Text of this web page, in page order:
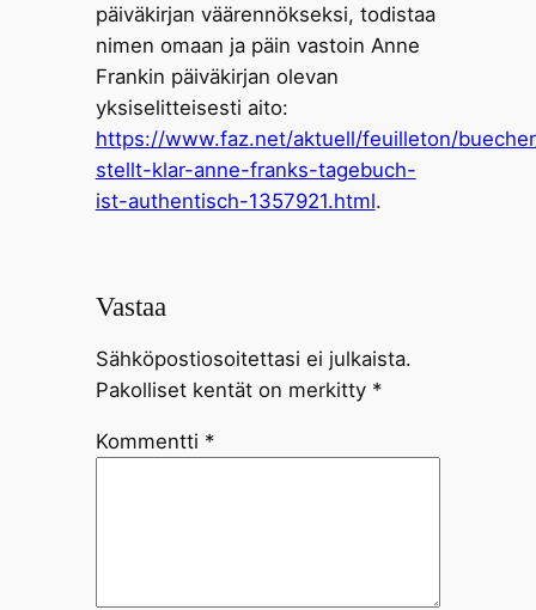
päiväkirjan väärennökseksi, todistaa
nimen omaan ja päin vastoin Anne
Frankin päiväkirjan olevan
yksiselitteisesti aito:
https://www.faz.net/aktuell/feuilleton/
stellt-klar-anne-franks-tagebuch-
ist-authentisch-1357921.html.
Vastaa
Sähköpostiosoitettasi ei julkaista.
Pakolliset kentät on merkitty *
Kommentti *